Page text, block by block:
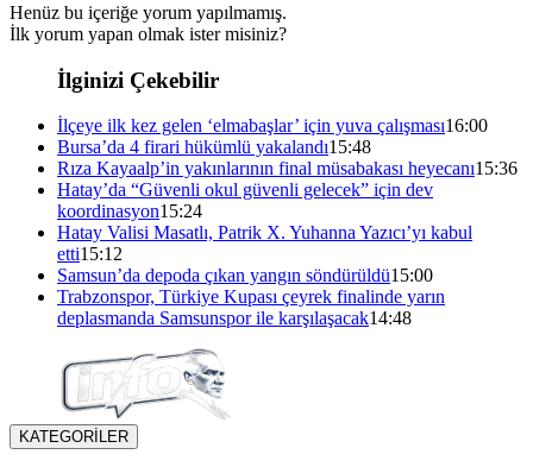
Henüz bu içeriğe yorum yapılmamış.
İlk yorum yapan olmak ister misiniz?
İlginizi Çekebilir
İlçeye ilk kez gelen ‘elmabaşlar’ için yuva çalışması16:00
Bursa’da 4 firari hükümlü yakalandı15:48
Rıza Kayaalp’in yakınlarının final müsabakası heyecanı15:36
Hatay’da “Güvenli okul güvenli gelecek” için dev
koordinasyon15:24
Hatay Valisi Masatlı, Patrik X. Yuhanna Yazıcı’yı kabul
etti15:12
Samsun’da depoda çıkan yangın söndürüldü15:00
Trabzonspor, Türkiye Kupası çeyrek finalinde yarın
deplasmanda Samsunspor ile karşılaşacak14:48
KATEGORİLER